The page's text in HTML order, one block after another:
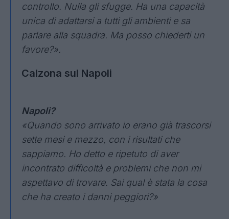
controllo. Nulla gli sfugge. Ha una capacità
unica di adattarsi a tutti gli ambienti e sa
parlare alla squadra. Ma posso chiederti un
favore?».
Calzona sul Napoli
Napoli?
«Quando sono arrivato io erano già trascorsi
sette mesi e mezzo, con i risultati che
sappiamo. Ho detto e ripetuto di aver
incontrato difficoltà e problemi che non mi
aspettavo di trovare. Sai qual è stata la cosa
che ha creato i danni peggiori?»